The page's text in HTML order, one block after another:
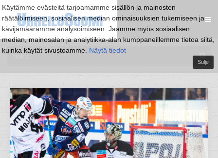
Käytämme evästeitä tarjoamamme sisällön ja mainosten
räätälöimiseen, sosiaalisen median ominaisuuksien tukemiseen ja
kävijämäärämme analysoimiseen. Jaamme myös sosiaalisen
median, mainosalan ja analytiikka-alan kumppaneillemme tietoa siitä,
kuinka käytät sivustoamme. Näytä tiedot
Sulje